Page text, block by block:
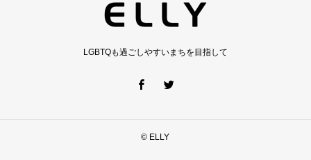
LGBTQも過ごしやすいまちを目指して
© ELLY